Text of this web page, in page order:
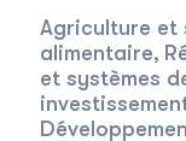
Agriculture et
alimentaire,
et systèmes